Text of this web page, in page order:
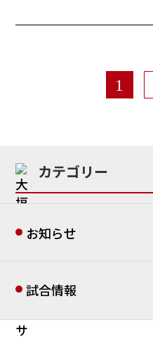
1
カテゴリー
お知らせ
試合情報